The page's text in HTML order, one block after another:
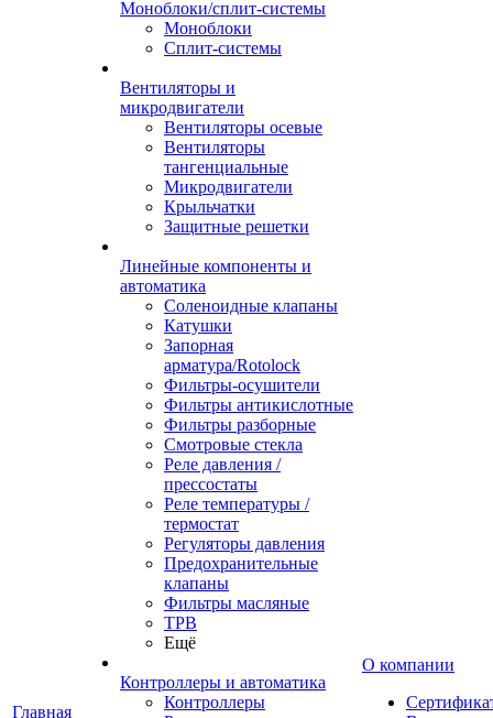
Главная
Моноблоки/сплит-системы
Моноблоки
Сплит-системы
Вентиляторы и
микродвигатели
Вентиляторы осевые
Вентиляторы
тангенциальные
Микродвигатели
Крыльчатки
Защитные решетки
Линейные компоненты и
автоматика
Соленоидные клапаны
Катушки
Запорная
арматура/Rotolock
Фильтры-осушители
Фильтры антикислотные
Фильтры разборные
Смотровые стекла
Реле давления /
прессостаты
Реле температуры /
термостат
Регуляторы давления
Предохранительные
клапаны
Фильтры масляные
ТРВ
Ещё
Контроллеры и автоматика
Контроллеры
О компании